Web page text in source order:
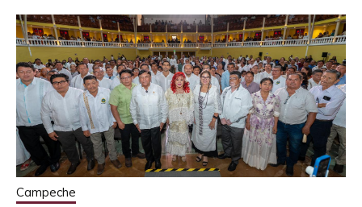
Campeche